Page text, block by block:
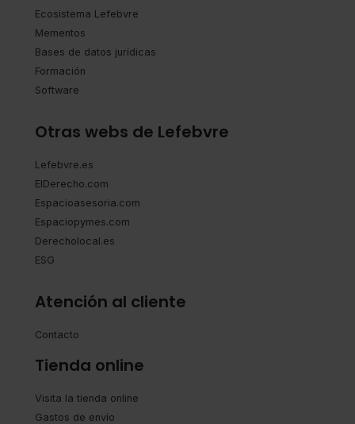
Ecosistema Lefebvre
Mementos
Bases de datos jurídicas
Formación
Software
Otras webs de Lefebvre
Lefebvre.es
ElDerecho.com
Espacioasesoria.com
Espaciopymes.com
Derecholocal.es
ESG
Atención al cliente
Contacto
Tienda online
Visita la tienda online
Gastos de envío